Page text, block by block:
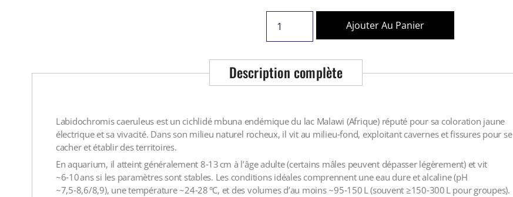
Ajouter Au Panier
Description complète
Labidochromis caeruleus est un cichlidé mbuna endémique du lac Malawi (Afrique) réputé pour sa coloration jaune
électrique et sa vivacité. Dans son milieu naturel rocheux, il vit au milieu‑fond, exploitant cavernes et fissures pour se
cacher et établir des territoires.
En aquarium, il atteint généralement 8‑13 cm à l’âge adulte (certains mâles peuvent dépasser légèrement) et vit
~6‑10 ans si les paramètres sont stables. Les conditions idéales comprennent une eau dure et alcaline (pH
~7,5‑8,6/8,9), une température ~24‑28 °C, et des volumes d’au moins ~95‑150 L (souvent ≥150‑300 L pour groupes).